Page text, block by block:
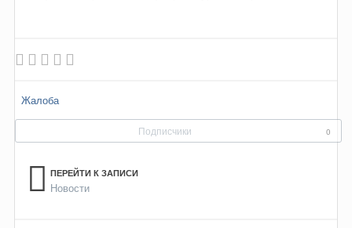
Жалоба
Подписчики 0
ПЕРЕЙТИ К ЗАПИСИ
Новости